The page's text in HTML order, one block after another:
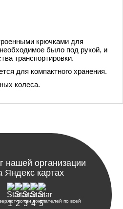
крючками для
было под рукой, и
транспортировки.
для компактного хранения.
колеса.
нашей организации
Яндекс картах
сотни покупателей по всей